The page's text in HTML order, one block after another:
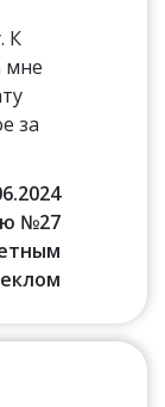
К
мне
за
№27